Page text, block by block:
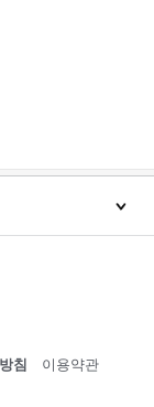
침
이용약관